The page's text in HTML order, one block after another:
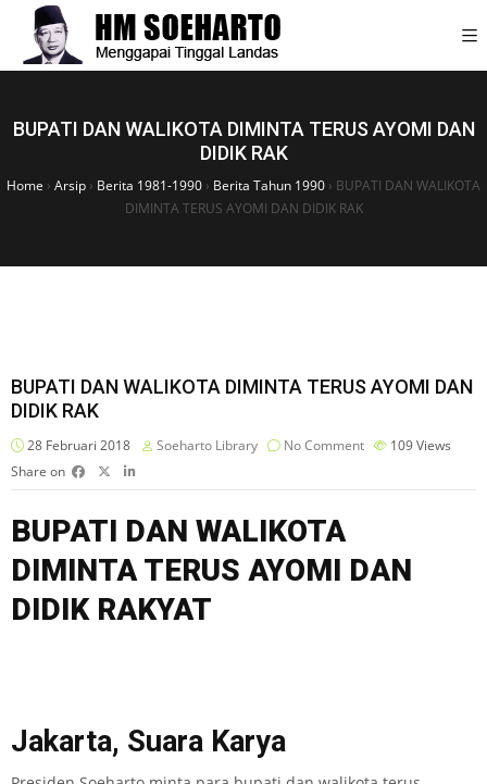
BUPATI DAN WALIKOTA DIMINTA TERUS AYOMI DAN
DIDIK RAK
Home › Arsip › Berita 1981-1990 › Berita Tahun 1990 › BUPATI DAN WALIKOTA
DIMINTA TERUS AYOMI DAN DIDIK RAK
BUPATI DAN WALIKOTA DIMINTA TERUS AYOMI DAN
DIDIK RAK
28 Februari 2018 Soeharto Library No Comment 109Views
Share on
BUPATI DAN WALIKOTA
DIMINTA TERUS AYOMI DAN
DIDIK RAKYAT
Jakarta, Suara Karya